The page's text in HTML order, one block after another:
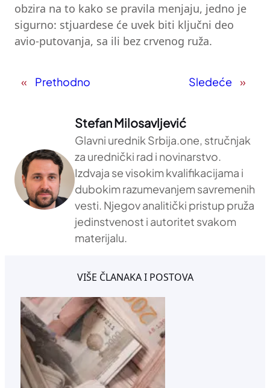
obzira na to kako se pravila menjaju, jedno je
sigurno: stjuardese će uvek biti ključni deo
avio-putovanja, sa ili bez crvenog ruža.
« Prethodno Sledeće »
Stefan Milosavljević
Glavni urednik Srbija.one, stručnjak
za urednički rad i novinarstvo.
Izdvaja se visokim kvalifikacijama i
dubokim razumevanjem savremenih
vesti. Njegov analitički pristup pruža
jedinstvenost i autoritet svakom
materijalu.
VIŠE ČLANAKA I POSTOVA